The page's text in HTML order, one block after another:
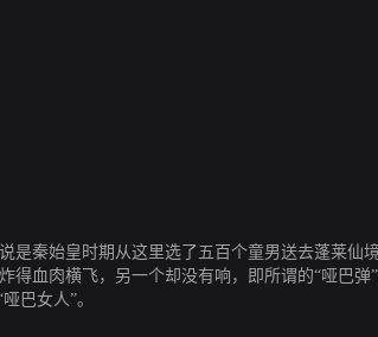
是秦始皇时期从这里选了五百个童男送去蓬莱仙
血肉横飞，另一个却没有响，即所谓的“哑巴弹
巴女人”。